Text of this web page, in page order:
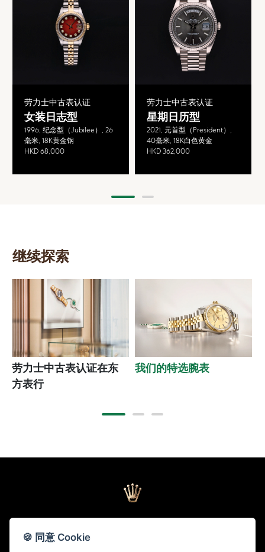
劳力士中古表认证
女装日志型
1996, 纪念型（Jubilee）, 26
毫米, 18K黄金钢
HKD 68,000
劳力士中古表认证
星期日历型
2021, 元首型（President）,
40毫米, 18K白色黄金
HKD 362,000
继续探索
劳力士中古表认证在东
方表行
我们的特选腕表
🍪 同意 Cookie